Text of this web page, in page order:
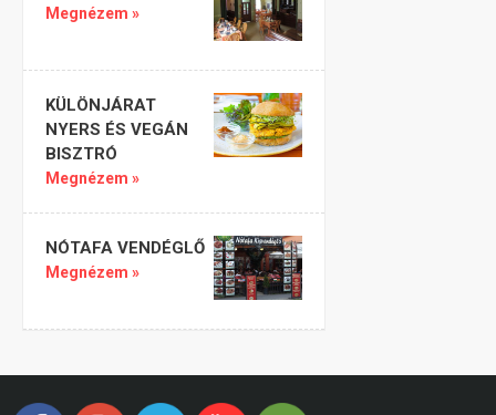
Megnézem »
KÜLÖNJÁRAT
NYERS ÉS VEGÁN
BISZTRÓ
Megnézem »
NÓTAFA VENDÉGLŐ
Megnézem »